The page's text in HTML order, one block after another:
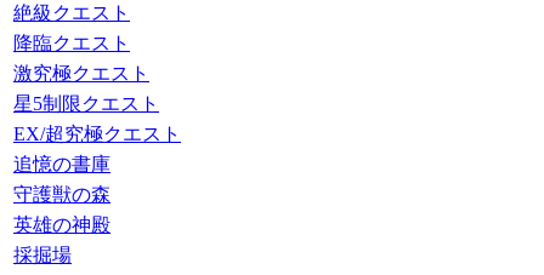
絶級クエスト
降臨クエスト
激究極クエスト
星5制限クエスト
EX/超究極クエスト
追憶の書庫
守護獣の森
英雄の神殿
採掘場